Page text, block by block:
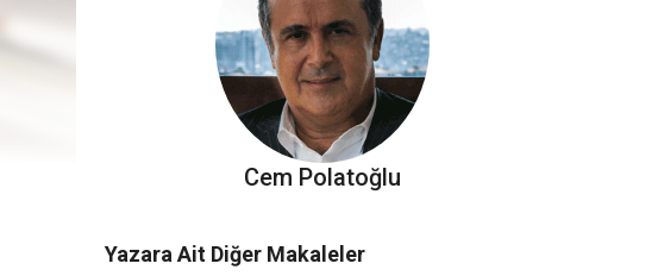
Cem Polatoğlu
Yazara Ait Diğer Makaleler